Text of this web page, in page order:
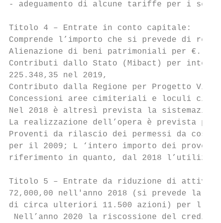
- adeguamento di alcune tariffe per i
Titolo 4 – Entrate in conto capitale:
Comprende l’importo che si prevede di
Alienazione di beni patrimoniali per €.
Contributi dallo Stato (Mibact) per
225.348,35 nel 2019,
Contributo dalla Regione per Progetto
Concessioni aree cimiteriali e loculi
Nel 2018 è altresì prevista la
La realizzazione dell’opera è prevista per
Proventi da rilascio dei permessi da
per il 2009; L ‘intero importo dei
riferimento in quanto, dal 2018
Titolo 5 – Entrate da riduzione di attività
72,000,00 nell'anno 2018 (si prevede la
di circa ulteriori 11.500 azioni) per
Nell’anno 2020 la riscossione del